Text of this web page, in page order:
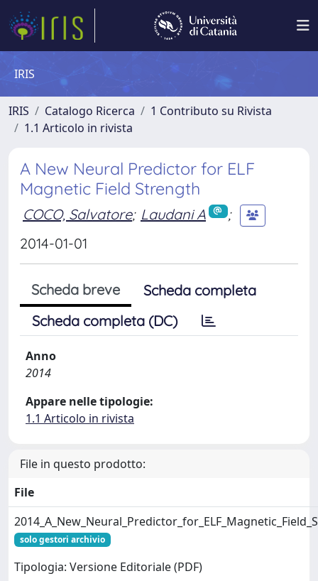
IRIS
IRIS Catalogo Ricerca
1 Contributo su Rivista
1.1 Articolo in rivista
A New Neural Predictor for ELF
Magnetic Field Strength
COCO, Salvatore; Laudani A
;
2014-01-01
Scheda breve
Scheda completa
Scheda completa (DC)
Anno
2014
Appare nelle tipologie:
1.1 Articolo in rivista
File in questo prodotto:
File
solo gestori archivio
Tipologia: Versione Editoriale (PDF)